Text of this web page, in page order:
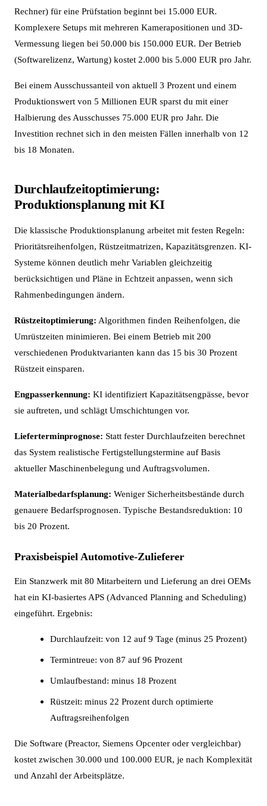
Rechner) für eine Prüfstation beginnt bei 15.000 EUR.
Komplexere Setups mit mehreren Kamerapositionen und 3D-
Vermessung liegen bei 50.000 bis 150.000 EUR. Der Betrieb
(Softwarelizenz, Wartung) kostet 2.000 bis 5.000 EUR pro Jahr.
Bei einem Ausschussanteil von aktuell 3 Prozent und einem
Produktionswert von 5 Millionen EUR sparst du mit einer
Halbierung des Ausschusses 75.000 EUR pro Jahr. Die
Investition rechnet sich in den meisten Fällen innerhalb von 12
bis 18 Monaten.
Durchlaufzeitoptimierung:
Produktionsplanung mit KI
Die klassische Produktionsplanung arbeitet mit festen Regeln:
Prioritätsreihenfolgen, Rüstzeitmatrizen, Kapazitätsgrenzen. KI-
Systeme können deutlich mehr Variablen gleichzeitig
berücksichtigen und Pläne in Echtzeit anpassen, wenn sich
Rahmenbedingungen ändern.
Rüstzeitoptimierung: Algorithmen finden Reihenfolgen, die
Umrüstzeiten minimieren. Bei einem Betrieb mit 200
verschiedenen Produktvarianten kann das 15 bis 30 Prozent
Rüstzeit einsparen.
Engpasserkennung: KI identifiziert Kapazitätsengpässe, bevor
sie auftreten, und schlägt Umschichtungen vor.
Lieferterminprognose: Statt fester Durchlaufzeiten berechnet
das System realistische Fertigstellungstermine auf Basis
aktueller Maschinenbelegung und Auftragsvolumen.
Materialbedarfsplanung: Weniger Sicherheitsbestände durch
genauere Bedarfsprognosen. Typische Bestandsreduktion: 10
bis 20 Prozent.
Praxisbeispiel Automotive-Zulieferer
Ein Stanzwerk mit 80 Mitarbeitern und Lieferung an drei OEMs
hat ein KI-basiertes APS (Advanced Planning and Scheduling)
eingeführt. Ergebnis:
Durchlaufzeit: von 12 auf 9 Tage (minus 25 Prozent)
Termintreue: von 87 auf 96 Prozent
Umlaufbestand: minus 18 Prozent
Rüstzeit: minus 22 Prozent durch optimierte
Auftragsreihenfolgen
Die Software (Preactor, Siemens Opcenter oder vergleichbar)
kostet zwischen 30.000 und 100.000 EUR, je nach Komplexität
und Anzahl der Arbeitsplätze.